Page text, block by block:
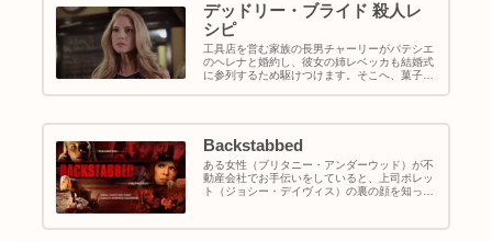
デッドリー・ブライド 殺人レ
シピ
工具店を営む家族の長男チャーリーがパテシエ
のヘレナと婚約し、彼女の姉レベッカも結婚式
に参列するため駆けつけます。そこへ、菓子店
Backstabbed
ある女性（ブリタニー・アンダーウッド）が不
動産会社でお手伝いをしていると、上司ポレッ
ト（ジョシー・デイヴィス）の裏の顔を知って
ていたのです…。